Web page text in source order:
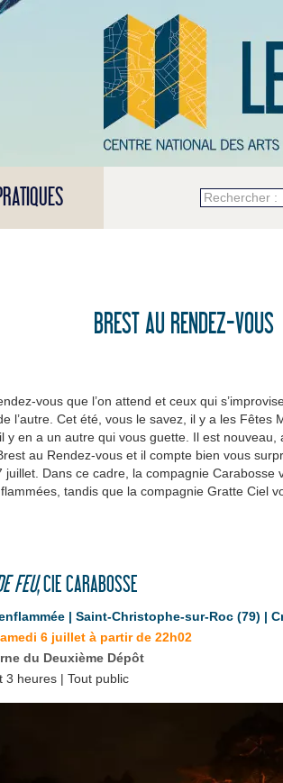
Rechercher :
BREST AU RENDEZ-VOUS
vous que l’on attend et ceux qui
l’autre. Cet été, vous le savez, il y a les Fêtes
y en a un autre qui vous guette. Il est nouveau,
au Rendez-vous et il compte bien vous
juillet. Dans ce cadre, la compagnie Carabosse
tandis que la compagnie Gratte Ciel
FEU, CIE CARABOSSE
| Saint-Christophe-sur-Roc (79) |
6 juillet à partir de 22h02
du Deuxième Dépôt
3 heures | Tout public